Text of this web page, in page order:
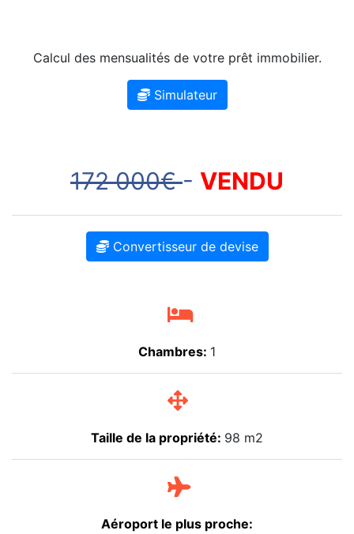
Calcul des mensualités de votre prêt immobilier.
Simulateur
172 000€- VENDU
Convertisseur de devise
Chambres: 1
Taille de la propriété: 98 m2
Aéroport le plus proche: